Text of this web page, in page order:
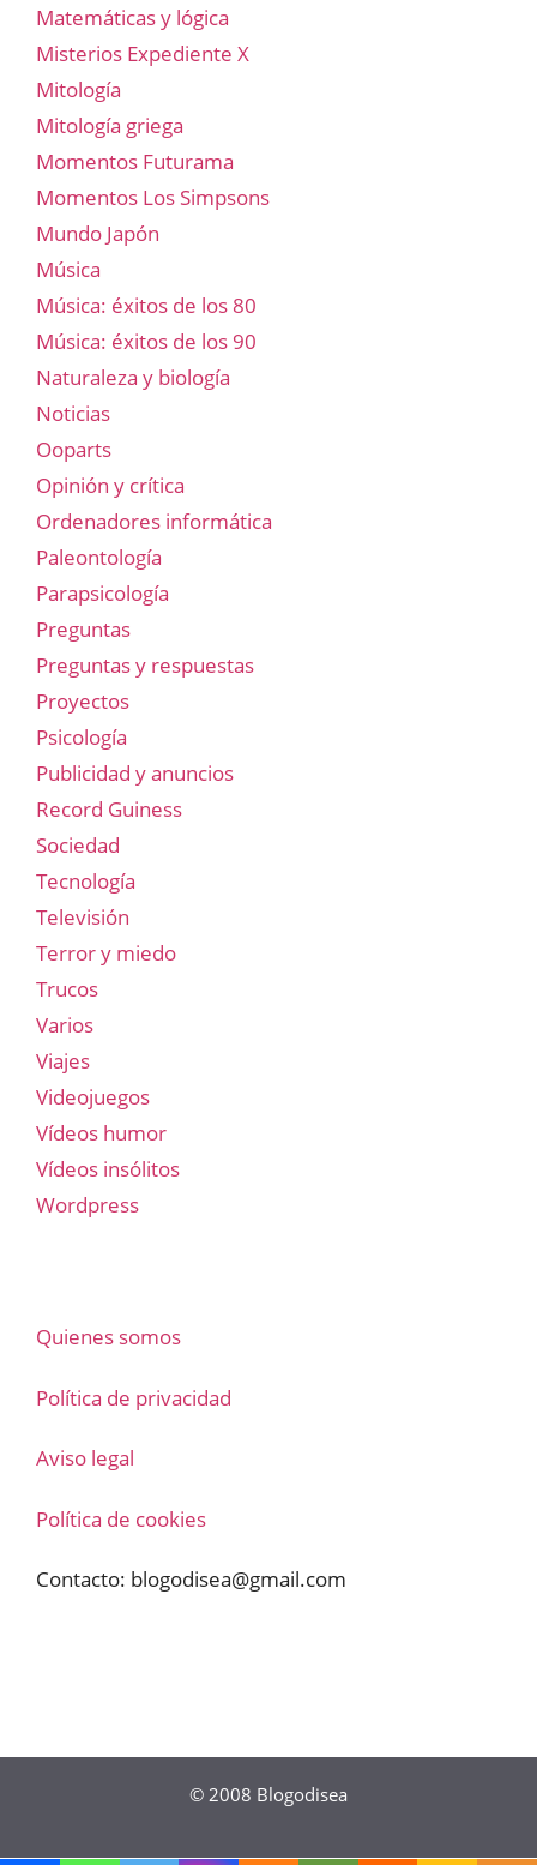
Matemáticas y lógica
Misterios Expediente X
Mitología
Mitología griega
Momentos Futurama
Momentos Los Simpsons
Mundo Japón
Música
Música: éxitos de los 80
Música: éxitos de los 90
Naturaleza y biología
Noticias
Ooparts
Opinión y crítica
Ordenadores informática
Paleontología
Parapsicología
Preguntas
Preguntas y respuestas
Proyectos
Psicología
Publicidad y anuncios
Record Guiness
Sociedad
Tecnología
Televisión
Terror y miedo
Trucos
Varios
Viajes
Videojuegos
Vídeos humor
Vídeos insólitos
Wordpress
Quienes somos
Política de privacidad
Aviso legal
Política de cookies
Contacto: blogodisea@gmail.com
© 2008 Blogodisea